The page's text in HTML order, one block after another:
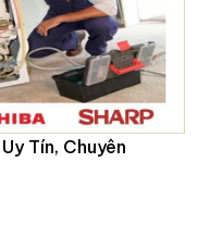
Tín, Chuyên